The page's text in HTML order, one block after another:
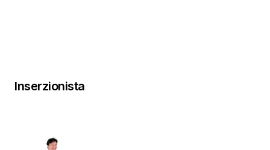
Inserzionista